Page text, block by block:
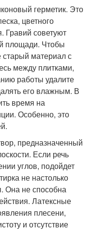
герметик. Это
цветного
Гравий советуют
площади. Чтобы
старый материал с
между плитками,
работы удалите
его влажным. В
время на
Особенно, это
предназначенный
Если речь
углов, подойдет
не настолько
Она не способна
Латексные
плесени,
и отсутствие